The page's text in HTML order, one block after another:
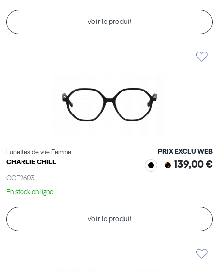
Voir le produit
Lunettes de vue Femme
CHARLIE CHILL
CCF2603
PRIX EXCLU WEB
139,00 €
En stock en ligne
Voir le produit